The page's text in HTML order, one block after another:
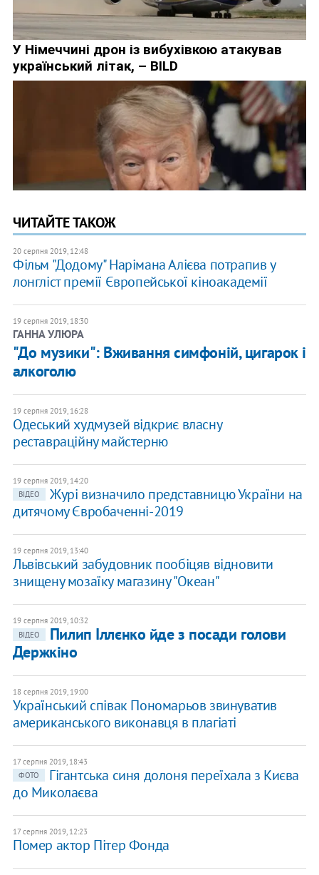
ЧИТАЙТЕ ТАКОЖ
20 серпня 2019, 12:48
Фільм "Додому" Нарімана Алієва потрапив у
лонгліст премії Європейської кіноакадемії
19 серпня 2019, 18:30
ГАННА УЛЮРА
"До музики": Вживання симфоній, цигарок і
алкоголю
19 серпня 2019, 16:28
Одеський худмузей відкриє власну
реставраційну майстерню
19 серпня 2019, 14:20
ВІДЕО
Журі визначило представницю України на
дитячому Євробаченні-2019
19 серпня 2019, 13:40
Львівський забудовник пообіцяв відновити
знищену мозаїку магазину "Океан"
19 серпня 2019, 10:32
ВІДЕО
Пилип Іллєнко йде з посади голови
Держкіно
18 серпня 2019, 19:00
Український співак Пономарьов звинуватив
американського виконавця в плагіаті
17 серпня 2019, 18:43
ФОТО
Гігантська синя долоня переїхала з Києва
до Миколаєва
17 серпня 2019, 12:23
Помер актор Пітер Фонда